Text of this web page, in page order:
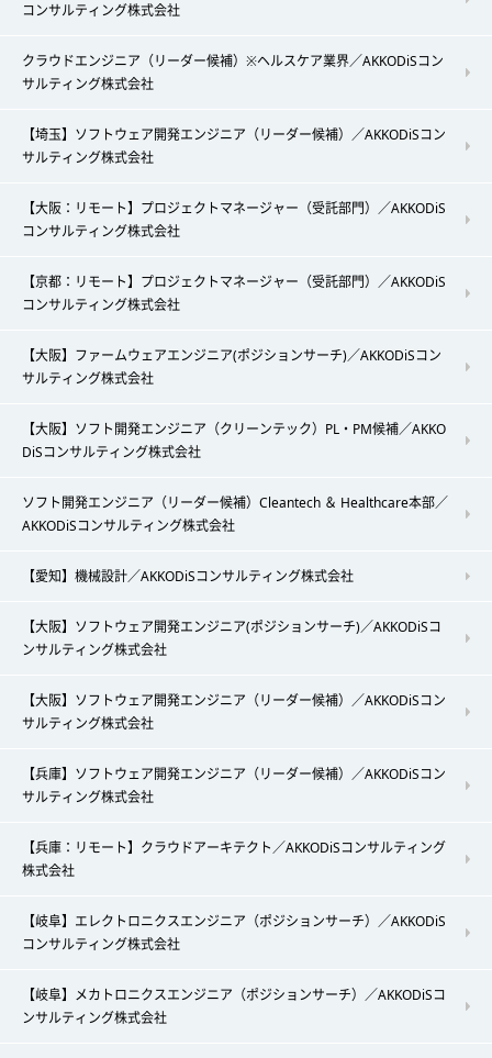
コンサルティング株式会社
クラウドエンジニア（リーダー候補）※ヘルスケア業界／AKKODiSコン
サルティング株式会社
【埼玉】ソフトウェア開発エンジニア（リーダー候補）／AKKODiSコン
サルティング株式会社
【大阪：リモート】プロジェクトマネージャー（受託部門）／AKKODiS
コンサルティング株式会社
【京都：リモート】プロジェクトマネージャー（受託部門）／AKKODiS
コンサルティング株式会社
【大阪】ファームウェアエンジニア(ポジションサーチ)／AKKODiSコン
サルティング株式会社
【大阪】ソフト開発エンジニア（クリーンテック）PL・PM候補／AKKO
DiSコンサルティング株式会社
ソフト開発エンジニア（リーダー候補）Cleantech ＆ Healthcare本部／
AKKODiSコンサルティング株式会社
【愛知】機械設計／AKKODiSコンサルティング株式会社
【大阪】ソフトウェア開発エンジニア(ポジションサーチ)／AKKODiSコ
ンサルティング株式会社
【大阪】ソフトウェア開発エンジニア（リーダー候補）／AKKODiSコン
サルティング株式会社
【兵庫】ソフトウェア開発エンジニア（リーダー候補）／AKKODiSコン
サルティング株式会社
【兵庫：リモート】クラウドアーキテクト／AKKODiSコンサルティング
株式会社
【岐阜】エレクトロニクスエンジニア（ポジションサーチ）／AKKODiS
コンサルティング株式会社
【岐阜】メカトロニクスエンジニア（ポジションサーチ）／AKKODiSコ
ンサルティング株式会社